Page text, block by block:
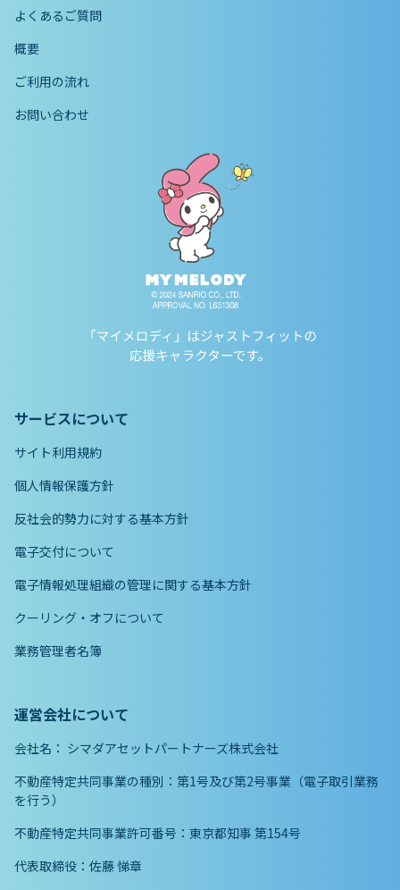
よくあるご質問
概要
ご利用の流れ
お問い合わせ
サービスについて
サイト利用規約
個人情報保護方針
反社会的勢力に対する基本方針
電子交付について
電子情報処理組織の管理に関する基本方針
クーリング・オフについて
業務管理者名簿
運営会社について
会社名： シマダアセットパートナーズ株式会社
不動産特定共同事業の種別：第1号及び第2号事業（電子取引業務
を行う）
不動産特定共同事業許可番号：東京都知事 第154号
代表取締役：佐藤 悌章